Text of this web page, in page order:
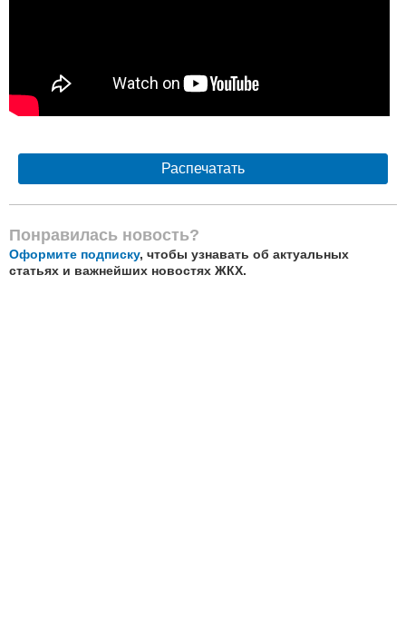
Распечатать
Понравилась новость?
Оформите подписку, чтобы узнавать об актуальных
статьях и важнейших новостях ЖКХ.